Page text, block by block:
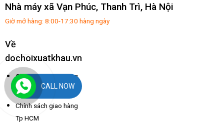
Nhà máy xã Vạn Phúc, Thanh Trì, Hà Nội
Giờ mở hàng: 8:00-17:30 hàng ngày
Về
dochoixuatkhau.vn
Chính sách giao hàng
Tp Hà Nội
Chính sách giao hàng
Tp HCM
CALL NOW